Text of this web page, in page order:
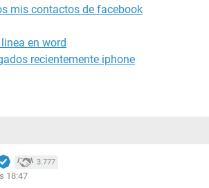
mis contactos de facebook
en word
recientemente iphone
3.777
18:47